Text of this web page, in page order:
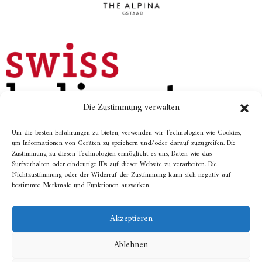
Die Zustimmung verwalten
Um die besten Erfahrungen zu bieten, verwenden wir Technologien wie Cookies,
um Informationen von Geräten zu speichern und/oder darauf zuzugreifen. Die
Zustimmung zu diesen Technologien ermöglicht es uns, Daten wie das
Surfverhalten oder eindeutige IDs auf dieser Website zu verarbeiten. Die
Nichtzustimmung oder der Widerruf der Zustimmung kann sich negativ auf
bestimmte Merkmale und Funktionen auswirken.
Akzeptieren
Ablehnen
Fotos: «© Destination Gstaad» / Michael Staniforth
Website erstellt vonEmblematik